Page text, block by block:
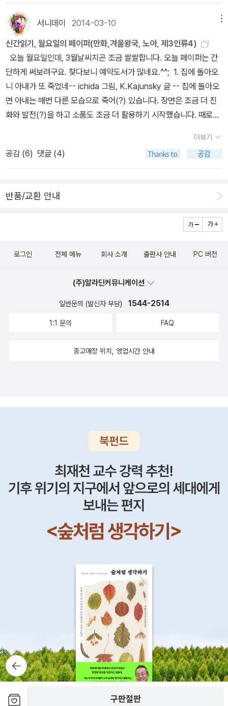
구판절판
은 사람들에게 다시 한 번 가족의 소중함을 일깨워 줄 것이다. ★ Ad
vanced편 [겨울왕국 OST 피아노 연주곡집] ★ 디즈니 애니메이션
[겨울왕국]의 명품 OST를 피아노 연주용 악보집으로 만나볼 수 있
습니다.· 체르니30번부터 연주 가능한 피아노 중급용· 악보/100스티
커/무비 스토리/영화 스틸 컷 등 수록 · 국내의 피아노 연주 악보집으
로는 독점 사용된 영화 스틸 컷· 기존 피아노 악보집과는 다르게 정리
된 신개념 OST 피아노 악보집· 각 곡마다 3종류의 악보 제공 ①반주
악보, ②연주악보, ③(기타코드표가수록된)단선율악보“내리고~
게 한몫을 했습니다. 세대 간의 뚜렷한 음악적 색깔이 드러나는 요즘,
그럼에도 불구하고 공통적인 정서는 진정성이 담긴 따뜻한 감성입니
다. [겨울왕국]의 아름다운 장면들과 함께 심장을 울리게 했던 감성적
주제곡 ‘Let it Go’ 등 악보집으로 표현된 예쁜 음악들이 많은 사람들
로즈업 시리즈 4권. 디즈니 애니메이션 중 최고의 오프닝 기록을 깨
책으로 펴냈다. 영화의 그림을 그대로 사용한 생생하고 박진감 넘치
읽는 재미 모두를 선사한다.어린 시절 사이가 유난히 돈독했던 아렌
나에게도 말하지 못할 신비로운 힘을 간직하고 있다. 엘사의 여왕 즉
위식 날, 그 힘에 의해 온 세상은 얼어붙고 만다. 엘사는 사람들을 피
숲 속으로 모험을 떠나는데…. 얼어버린 왕국의 여름을 되찾기 위한
렛잇고를 한동안 흥얼거리게 될거 같네요, 진정한 사랑이라고 하면
남녀간의 사랑만 떠올리게 되는 선입견을 버리자구요, 아무튼 영상과
노래가 정말 멋진 영화였습니다.
서니데이 2014-03-10
신간읽기, 월요일의 페이퍼(만화,겨울왕국, 노아, 제3인류4)
오늘 월요일인데, 3월날씨치곤 조금 쌀쌀합니다. 오늘 페이퍼는 간
단하게 써보려구요. 찾다보니 예약도서가 많네요.^^; 1. 집에 돌아오
니 아내가 또 죽었네-- ichida 그림, K.Kajunsky 글 -- 집에 돌아오
면 아내는 매번 다른 모습으로 죽어(?) 있습니다. 장면은 조금 더 진
화와 발전(?)을 하고 소품도 조금 더 활용하기 시작했습니다. 때로는
넷 게시판에 이런 이야기를 올렸습니다. 그리고 만화가 되었습니
다. 평범한 집 같은데, 집에 돌아가면 반드시 아내가 죽은 척을 하고
있습니다, 매번 깜짝 놀라겠지만 심심하진 않겠군요. 2. 노아2--
--- 영화가 개봉을 앞두고 있어서 광고도 한다고 합니다, 오늘 2권이
- 영화가 아직 개봉을 하지 않아서, 영화 개봉 전에 2권까지 나오는
을 증정하는 이벤트 중이더라구요. 노아2014년/대런 아로노프스
개의 포스터가 표지에 있는 것과 같은 것 같은데요. ^^; 3. 제3인
류4-- 베르나르 베르베르 지음, 이세욱 옮김 -- 1,2권은 파란색 표지,
나는데, 3권 나오고 연이어 나오는 건 아니지만, 그래도 다음권이 빨
요. 그런데 <제3인류>는 몇 권이나 될까요. 어쩌면 5권이 나온다면
조금 다른 건가 했는데요, <~싱어롱>에도 한글자막, 이라고 나오는
상영 중간에 음악이 나올 때 같이 노래를 부를 수 있는 건가봅니다. 처
음 들어서인지 낯설더라구요. 겨울왕국2013년/크리스 벅제니퍼
리/크리스틴 벨|이디나 멘젤|박지윤|소연| --- 갑자기 할 일이 생
각나서, 이 페이퍼는 여기까지 쓰고, 저녁에 시간 되면 하나 더 쓰도록
할게요. 잊어버리고 있었는데, 할 일이 있었습니다. 새로 시작하는
한 주 즐겁게 시작하세요.
더보기
공감 (6) 댓글 (4)
반품/교환 안내
뒤로가
기
로그인 전체 메뉴 회사 소개 출판사 안내 PC 버전
(주)알라딘커뮤니케이션
일반문의 (발신자 부담) 1544-2514
1:1 문의 FAQ
중고매장 위치, 영업시간 안내